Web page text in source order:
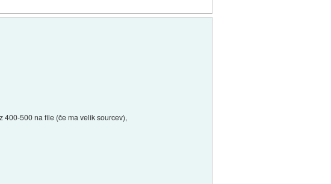
400-500 na file (če ma velik sourcev),